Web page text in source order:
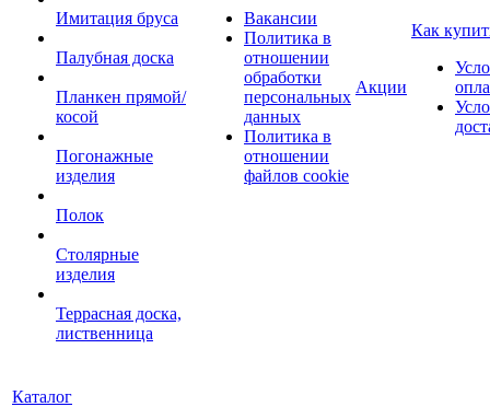
Имитация бруса
Палубная доска
Планкен прямой/
косой
Погонажные
изделия
Полок
Столярные
изделия
Террасная доска,
лиственница
Вакансии
Политика в
отношении
обработки
персональных
данных
Политика в
отношении
файлов cookie
Акции
Как
Каталог